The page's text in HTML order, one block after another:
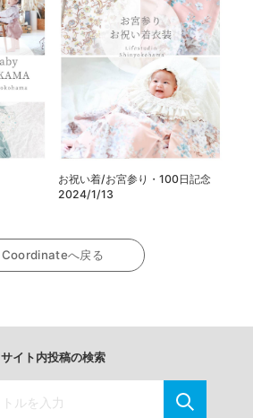
お祝い着/お宮参り・100日記念
2024/1/13
Coordinateへ戻る
サイト内投稿の検索